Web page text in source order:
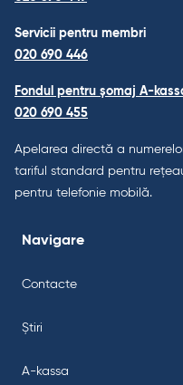
Servicii pentru membri
020 690 446
Fondul pentru șomaj A-
020 690 455
Apelarea directă a
tariful standard pentru
pentru telefonie mobilă.
Navigare
Contacte
Știri
A-kassa